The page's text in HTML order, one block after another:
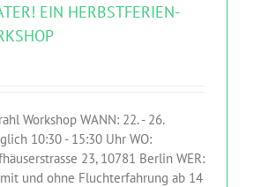
EIN HERBSTFERIEN-
Workshop WANN: 22. - 26.
10:30 - 15:30 Uhr WO:
23, 10781 Berlin WER:
und ohne Fluchterfahrung ab 14